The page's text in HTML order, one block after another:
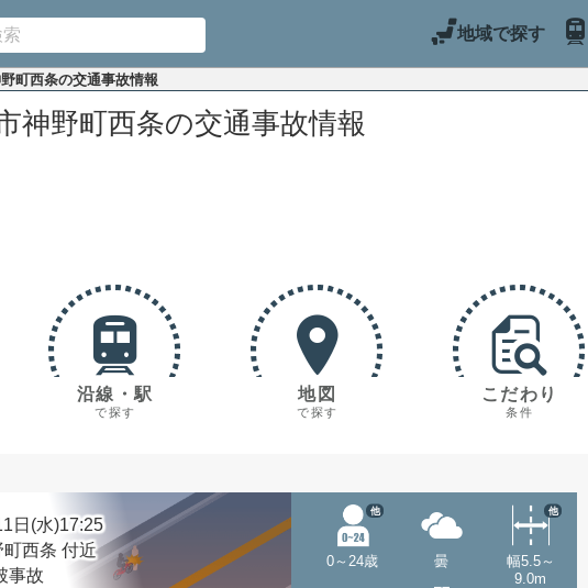
地域で探す
町西条の交通事故情報
神野町西条の交通事故情報
沿線・駅
で探す
地図
で探す
こだわり
条件
日(水)17:25
西条 付近
事故
0～24歳
他
曇
幅5.5～
9.0m
他